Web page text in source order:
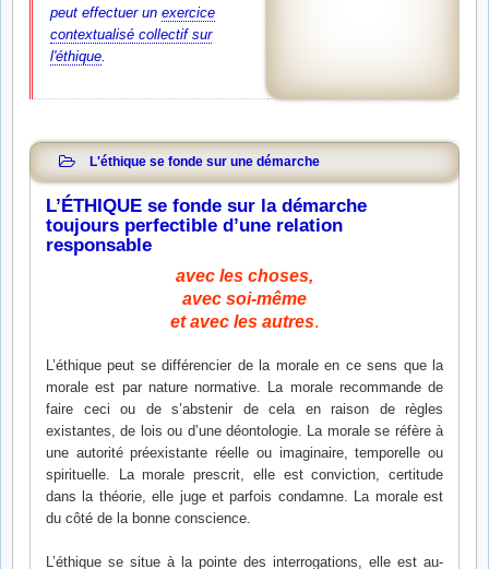
peut effectuer un exercice
contextualisé collectif sur
l'éthique.
L'éthique se fonde sur une démarche
L’ÉTHIQUE se fonde sur la démarche
toujours perfectible d’une relation
responsable
avec les choses,
avec soi-même
et avec les autres.
L’éthique peut se différencier de la morale en ce sens que la
morale est par nature normative. La morale recommande de
faire ceci ou de s’abstenir de cela en raison de règles
existantes, de lois ou d’une déontologie. La morale se réfère à
une autorité préexistante réelle ou imaginaire, temporelle ou
spirituelle. La morale prescrit, elle est conviction, certitude
dans la théorie, elle juge et parfois condamne. La morale est
du côté de la bonne conscience.
L’éthique se situe à la pointe des interrogations, elle est au-